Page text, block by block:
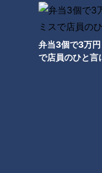
弁当3個で3万
で店員のひと言
会出場やWBSC U－
るまでの成長を遂げ
ら3巡目指名。子ど
「プロ野球選手にな